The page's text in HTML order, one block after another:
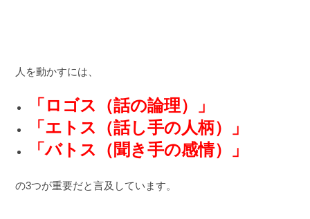
人を動かすには、
「ロゴス（話の論理）」
「エトス（話し手の人柄）」
「バトス（聞き手の感情）」
の3つが重要だと言及しています。